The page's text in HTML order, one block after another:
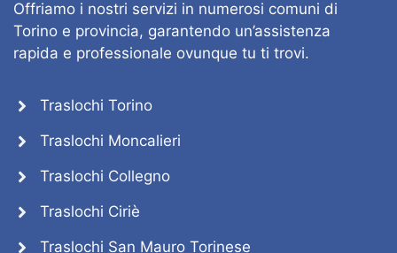
Offriamo i nostri servizi in numerosi comuni di
Torino e provincia, garantendo un’assistenza
rapida e professionale ovunque tu ti trovi.
Traslochi Torino
Traslochi Moncalieri
Traslochi Collegno
Traslochi Ciriè
Traslochi San Mauro Torinese